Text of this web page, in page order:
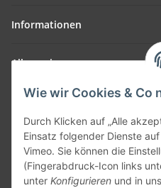
Wie wir Cookies & Co
Durch Klicken auf „Alle
Einsatz folgender Dienste
Vimeo. Sie können die
(Fingerabdruck-Icon links
unter Konfigurieren und in
Informationen
Allgemein
Teil unseres Netzwerks:
SmoliTec - Safety. Simplified.
Vertrag